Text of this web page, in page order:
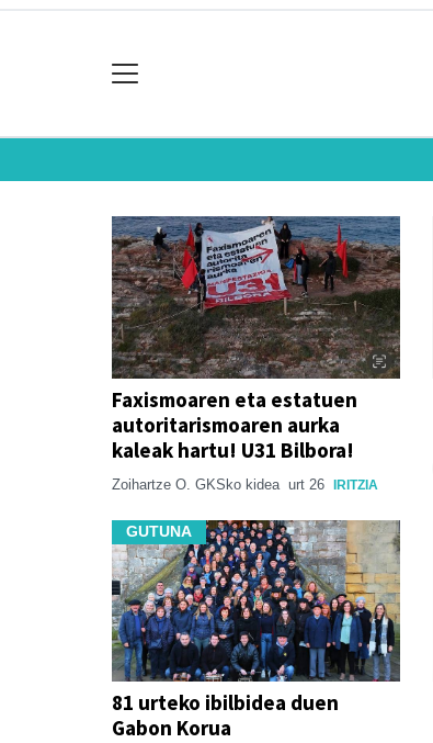
Faxismoaren eta estatuen
autoritarismoaren aurka
kaleak hartu! U31 Bilbora!
Zoihartze O. GKSko kidea urt 26 IRITZIA
GUTUNA
81 urteko ibilbidea duen
Gabon Korua